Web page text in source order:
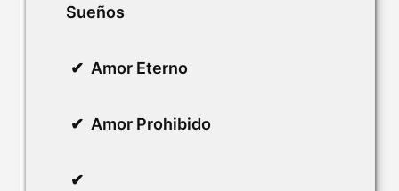
Sueños
Amor Eterno
Amor Prohibido